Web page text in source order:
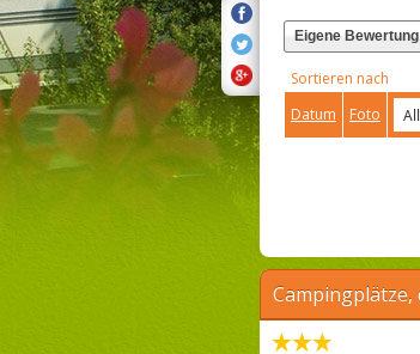
Eigene
Sortieren nach
Datum
Foto